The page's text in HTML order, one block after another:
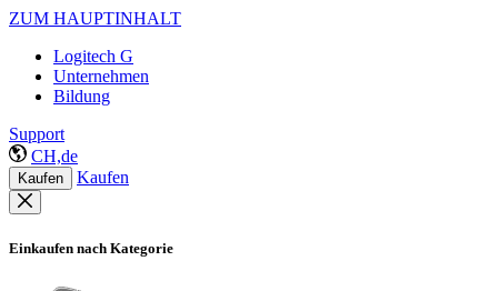
ZUM HAUPTINHALT
Logitech G
Unternehmen
Bildung
Support
CH,de
Kaufen Kaufen
Einkaufen nach Kategorie